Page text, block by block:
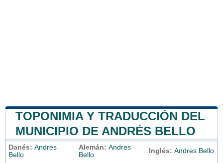
TOPONIMIA Y TRADUCCIÓN DEL
MUNICIPIO DE ANDRÉS BELLO
Danés: Andres
Bello
Alemán: Andres
Bello
Inglés: Andres Bello